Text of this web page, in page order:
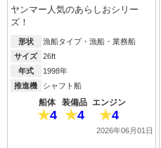
ヤンマー人気のあらしおシリー
ズ！
形状
漁船タイプ・漁船・業務船
サイズ
26ft
年式
1998年
推進機
シャフト船
船体
4
装備品
4
エンジン
4
2026年06月01日